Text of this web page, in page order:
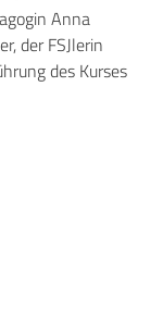
Anna
der FSJlerin
des Kurses